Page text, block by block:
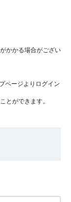
かかる場合がござい
ページよりログイン
とができます。